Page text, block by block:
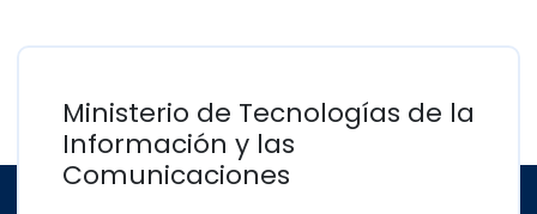
Ministerio de Tecnologías de la
Información y las
Comunicaciones